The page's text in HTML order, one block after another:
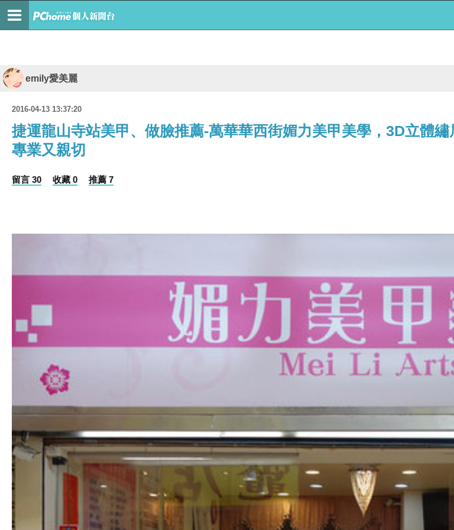
emily愛美麗
2016-04-13 13:37:20
捷運龍山寺站美甲、做臉推薦-萬華華西街媚力美甲美學，3D立體
專業又親切
留言 30 收藏 0 推薦 7